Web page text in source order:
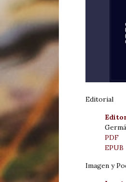
Editorial
PDF
EPUB
Imagen y